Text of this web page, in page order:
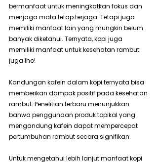
bermanfaat untuk meningkatkan fokus dan
menjaga mata tetap terjaga. Tetapi juga
memiliki manfaat lain yang mungkin belum
banyak diketahui. Ternyata, kopi juga
memiliki manfaat untuk kesehatan rambut
juga lho!
Kandungan kafein dalam kopi ternyata bisa
memberikan dampak positif pada kesehatan
rambut. Penelitian terbaru menunjukkan
bahwa penggunaan produk topikal yang
mengandung kafein dapat mempercepat
pertumbuhan rambut secara signifikan.
Untuk mengetahui lebih lanjut manfaat kopi